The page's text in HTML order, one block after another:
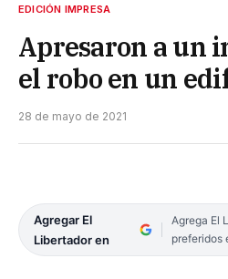
EDICIÓN IMPRESA
Apresaron a un
el robo en un
28 de mayo de 2021
Agregar El
Libertador en
Agrega El
preferidos